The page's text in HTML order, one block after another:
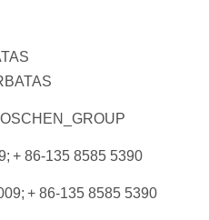
+ 86-135 8585 5390
+ 86-135 8585 5390